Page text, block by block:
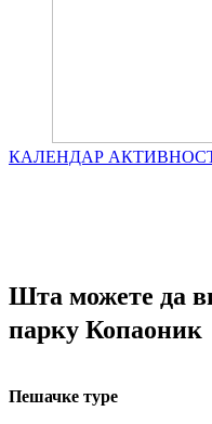
КАЛЕНДАР
Шта можете да
парку Копаоник
Пешачке туре